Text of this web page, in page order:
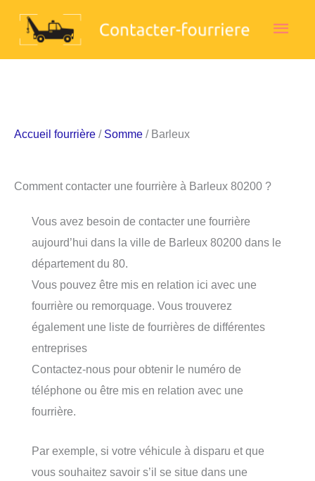
Accueil fourrière / Somme / Barleux
Comment contacter une fourrière à Barleux 80200 ?
Vous avez besoin de contacter une fourrière
aujourd’hui dans la ville de Barleux 80200 dans le
département du 80.
Vous pouvez être mis en relation ici avec une
fourrière ou remorquage. Vous trouverez
également une liste de fourrières de différentes
entreprises
Contactez-nous pour obtenir le numéro de
téléphone ou être mis en relation avec une
fourrière.
Par exemple, si votre véhicule à disparu et que
vous souhaitez savoir s’il se situe dans une